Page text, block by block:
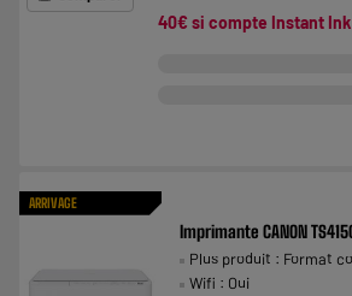
40€ si compte Instant Ink
ARRIVAGE
Imprimante CANON
Plus produit : Format
Wifi : Oui